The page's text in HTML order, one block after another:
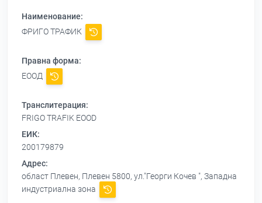
Наименование:
ФРИГО ТРАФИК
Правна форма:
ЕООД
Транслитерация:
FRIGO TRAFIK EOOD
ЕИК:
200179879
Адрес:
област Плевен, Плевен 5800, ул."Георги Кочев ", Западна
индустриална зона